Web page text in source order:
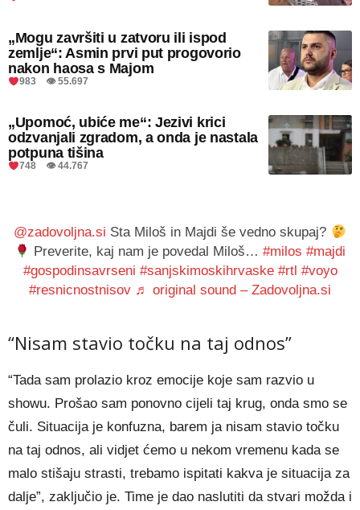
„Mogu završiti u zatvoru ili ispod
zemlje“: Asmin prvi put progovorio
nakon haosa s Majom
983 👁 55.697
„Upomoć, ubiće me“: Jezivi krici
odzvanjali zgradom, a onda je nastala
potpuna tišina
748 👁 44.767
@zadovoljna.si Sta Miloš in Majdi še vedno skupaj?
Preverite, kaj nam je povedal Miloš…#milos #majdi
#gospodinsavrseni #sanjskimoskihrvaske #rtl #voyo
#resnicnostnisov ♬ original sound – Zadovoljna.si
“Nisam stavio točku na taj odnos”
“Tada sam prolazio kroz emocije koje sam razvio u
showu. Prošao sam ponovno cijeli taj krug, onda smo se
čuli. Situacija je konfuzna, barem ja nisam stavio točku
na taj odnos, ali vidjet ćemo u nekom vremenu kada se
malo stišaju strasti, trebamo ispitati kakva je situacija za
dalje”, zaključio je. Time je dao naslutiti da stvari možda i